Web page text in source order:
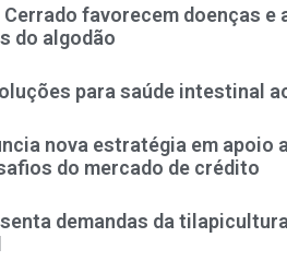
favorecem doenças e
do algodão
para saúde intestinal
nova estratégia em apoio
do mercado de crédito
demandas da